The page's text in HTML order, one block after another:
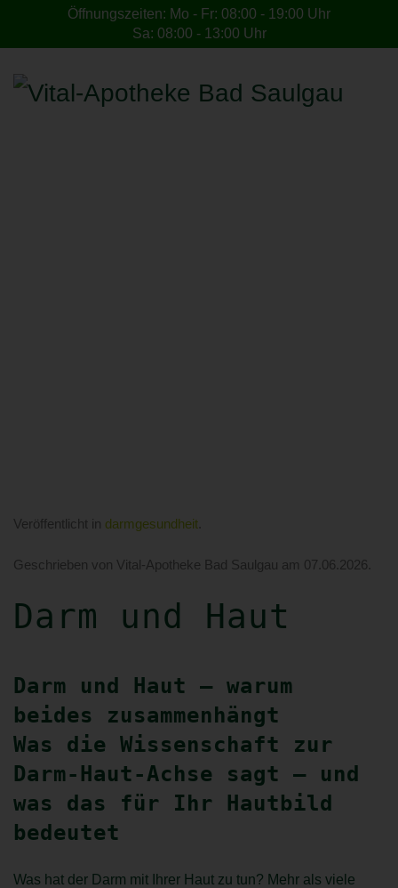
Öffnungszeiten: Mo - Fr: 08:00 - 19:00 Uhr
Sa: 08:00 - 13:00 Uhr
Veröffentlicht in darmgesundheit
Geschrieben von Vital-Apotheke Bad Saulgau am 07.06.2026
Darm und Haut
Darm und Haut – warum
beides zusammenhängt
Was die Wissenschaft zur
Darm-Haut-Achse sagt – und
was das für Ihr Hautbild
bedeutet
Was hat der Darm mit Ihrer Haut zu tun? Mehr als viele